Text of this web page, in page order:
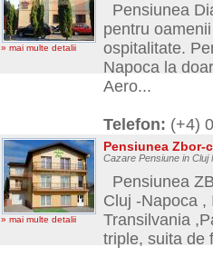
» mai multe detalii
Pensiunea
pentru
ospitalitate.
Napoca la
Aero...
Telefon: (+4)
» mai multe detalii
Pensiunea Zbor-
Cazare Pensiune in Cluj
Pensiunea
Cluj -Napoca
Transilvania
triple, suita de